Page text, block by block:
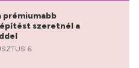
prémiumabb
szeretnél a
6.